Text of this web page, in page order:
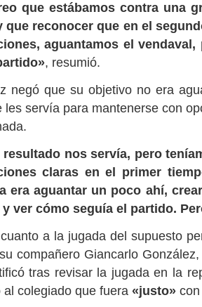
que estábamos contra una
que reconocer que en el
aguantamos el
, resumió.
negó que su objetivo no era
les servía para mantenerse con
resultado nos servía, pero
claras en el primer
era aguantar un poco ahí,
y ver cómo seguía el partido.
a la jugada del supuesto
compañero Giancarlo
tras revisar la jugada en la
al colegiado que fuera «justo»con